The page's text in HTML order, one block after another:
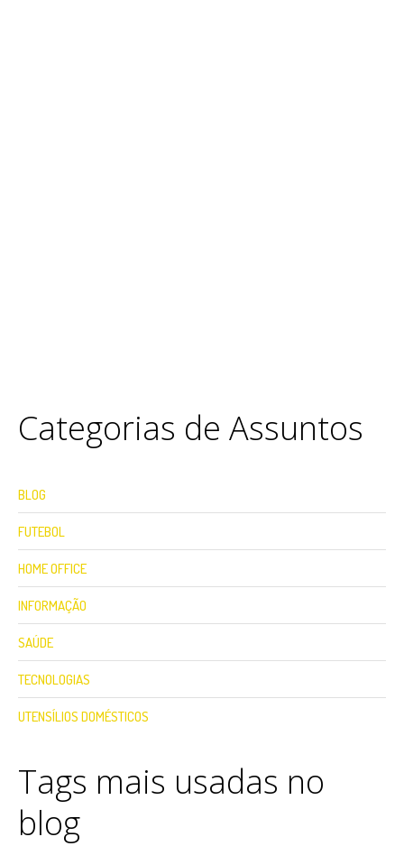
Categorias de Assuntos
BLOG
FUTEBOL
HOME OFFICE
INFORMAÇÃO
SAÚDE
TECNOLOGIAS
UTENSÍLIOS DOMÉSTICOS
Tags mais usadas no
blog